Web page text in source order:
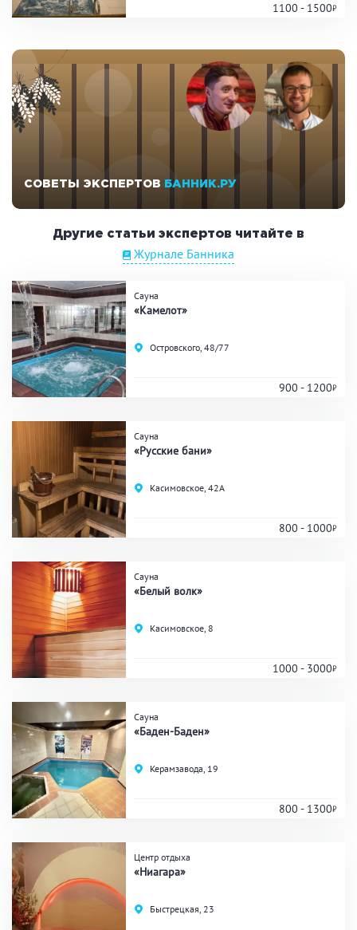
1100 - 1500
СОВЕТЫ ЭКСПЕРТОВ БАННИК.РУ
Другие статьи экспертов читайте в
Журнале Банника
Сауна
«Камелот»
Островского, 48/77
900 - 1200
Сауна
«Русские бани»
Касимовское, 42А
800 - 1000
Сауна
«Белый волк»
Касимовское, 8
1000 - 3000
Сауна
«Баден-Баден»
Керамзавода, 19
800 - 1300
Центр отдыха
«Ниагара»
Быстрецкая, 23